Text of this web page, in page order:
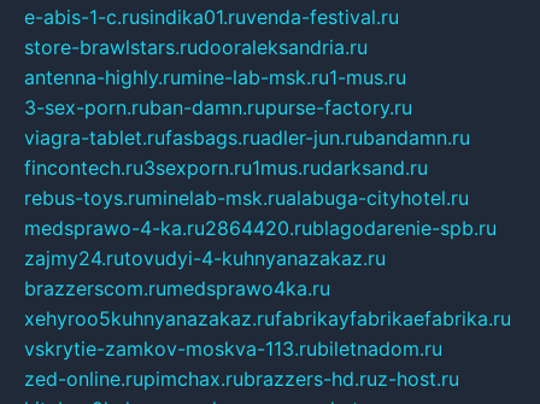
e-abis-1-c.rusindika01.ruvenda-festival.ru
store-brawlstars.rudooraleksandria.ru
antenna-highly.rumine-lab-msk.ru1-mus.ru
3-sex-porn.ruban-damn.rupurse-factory.ru
viagra-tablet.rufasbags.ruadler-jun.rubandamn.ru
fincontech.ru3sexporn.ru1mus.rudarksand.ru
rebus-toys.ruminelab-msk.rualabuga-cityhotel.ru
medsprawo-4-ka.ru2864420.rublagodarenie-spb.ru
zajmy24.rutovudyi-4-kuhnyanazakaz.ru
brazzerscom.rumedsprawo4ka.ru
xehyroo5kuhnyanazakaz.rufabrikayfabrikaefabrika.ru
vskrytie-zamkov-moskva-113.rubiletnadom.ru
zed-online.rupimchax.rubrazzers-hd.ruz-host.ru